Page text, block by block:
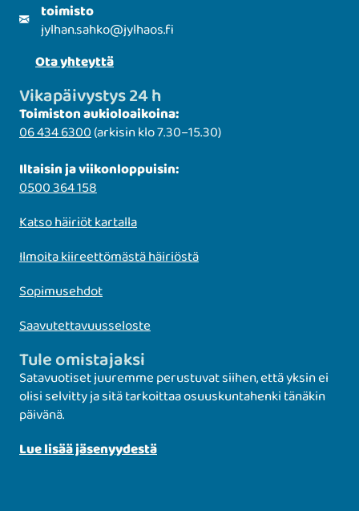
toimisto
jylhan.sahko@jylhaos.fi
Ota yhteyttä
Vikapäivystys 24 h
Toimiston aukioloaikoina:
06 434 6300(arkisin klo 7.30–15.30)
Iltaisin ja viikonloppuisin:
0500 364 158
Katso häiriöt kartalla
Ilmoita kiireettömästä häiriöstä
Sopimusehdot
Saavutettavuusseloste
Tule omistajaksi
Satavuotiset juuremme perustuvat siihen, että yksin ei
olisi selvitty ja sitä tarkoittaa osuuskuntahenki tänäkin
päivänä.
Lue lisää jäsenyydestä